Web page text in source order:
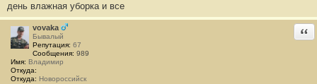
день влажная уборка и все
vovaka
Бывалый
Репутация: 67
Сообщения: 989
Имя: Владимир
Откуда:
Откуда: Новороссийск